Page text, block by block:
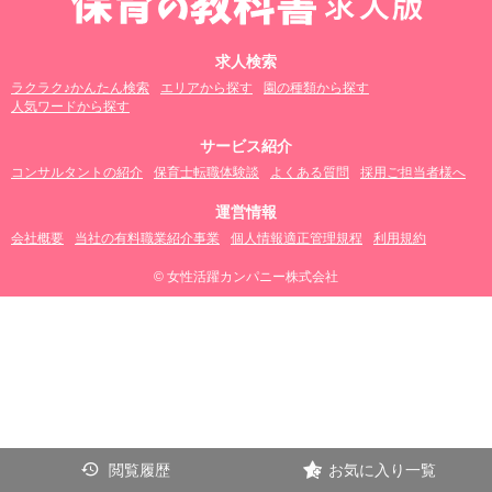
求人検索
ラクラク♪かんたん検索 エリアから探す
園の種類から探す
人気ワードから探す
サービス紹介
コンサルタントの紹介 保育士転職体験談 よくある質問 採用ご担当者様へ
運営情報
会社概要 当社の有料職業紹介事業 個人情報適正管理規程 利用規約
© 女性活躍カンパニー株式会社
閲覧履歴 お気に入り一覧